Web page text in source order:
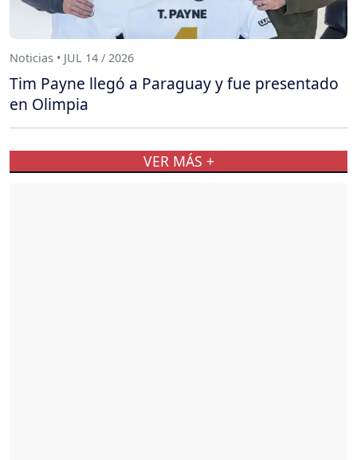
Noticias • JUL 14 / 2026
Tim Payne llegó a Paraguay y fue presentado
en Olimpia
VER MÁS +